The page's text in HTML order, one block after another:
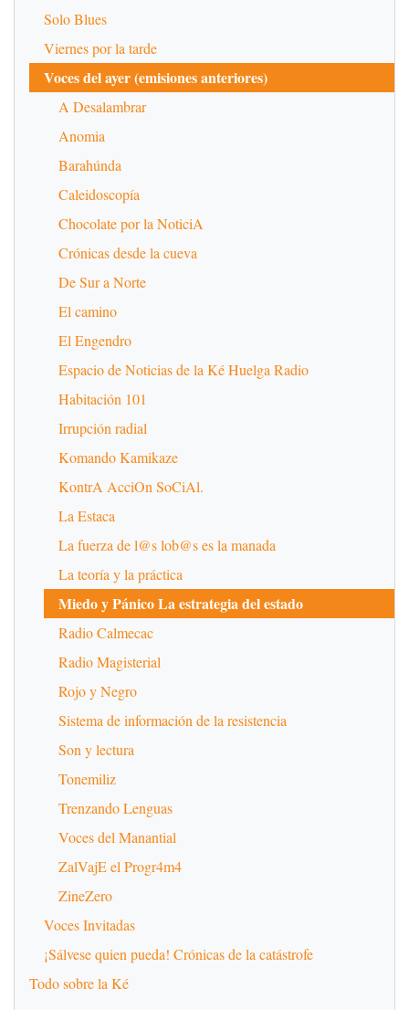
Solo Blues
Viernes por la tarde
Voces del ayer (emisiones anteriores)
A Desalambrar
Anomia
Barahúnda
Caleidoscopía
Chocolate por la NoticiA
Crónicas desde la cueva
De Sur a Norte
El camino
El Engendro
Espacio de Noticias de la Ké Huelga Radio
Habitación 101
Irrupción radial
Komando Kamikaze
KontrA AcciOn SoCiAl.
La Estaca
La fuerza de l@s lob@s es la manada
La teoría y la práctica
Miedo y Pánico La estrategia del estado
Radio Calmecac
Radio Magisterial
Rojo y Negro
Sistema de información de la resistencia
Son y lectura
Tonemiliz
Trenzando Lenguas
Voces del Manantial
ZalVajE el Progr4m4
ZineZero
Voces Invitadas
¡Sálvese quien pueda! Crónicas de la catástrofe
Todo sobre la Ké